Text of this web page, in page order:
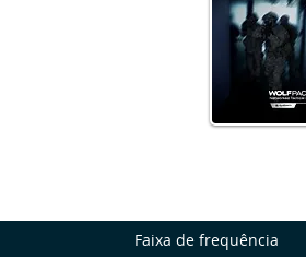
Faixa de frequência